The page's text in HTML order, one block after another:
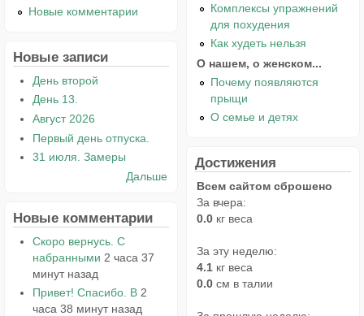
Новые комментарии
Новые записи
День второй
День 13.
Август 2026
Первый день отпуска.
31 июля. Замеры
Дальше
Новые комментарии
Скоро вернусь. С
набранными 2 часа 37
минут назад
Привет! Спасибо. В 2
часа 38 минут назад
Комплексы упражнений
для похудения
Как худеть нельзя
О нашем, о женском...
Почему появляются
прыщи
О семье и детях
Достижения
Всем сайтом сброшено
За вчера:
0.0 кг веса
За эту неделю:
4.1 кг веса
0.0 см в талии